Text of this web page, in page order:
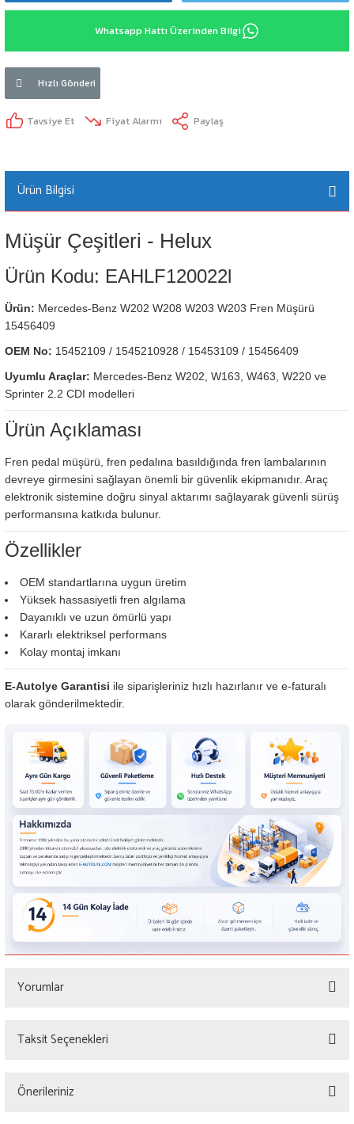
Whatsapp Hattı Üzerinden Bilgi
Hızlı Gönderi
Tavsiye Et Fiyat Alarmı Paylaş
Ürün Bilgisi
Müşür Çeşitleri - Helux
Ürün Kodu: EAHLF120022l
Ürün: Mercedes-Benz W202 W208 W203 W203 Fren Müşürü
15456409
OEM No: 15452109 / 1545210928 / 15453109 / 15456409
Uyumlu Araçlar: Mercedes-Benz W202, W163, W463, W220 ve
Sprinter 2.2 CDI modelleri
Ürün Açıklaması
Fren pedal müşürü, fren pedalına basıldığında fren lambalarının
devreye girmesini sağlayan önemli bir güvenlik ekipmanıdır. Araç
elektronik sistemine doğru sinyal aktarımı sağlayarak güvenli sürüş
performansına katkıda bulunur.
Özellikler
OEM standartlarına uygun üretim
Yüksek hassasiyetli fren algılama
Dayanıklı ve uzun ömürlü yapı
Kararlı elektriksel performans
Kolay montaj imkanı
E-Autolye Garantisi ile siparişleriniz hızlı hazırlanır ve e-faturalı
olarak gönderilmektedir.
Yorumlar
Taksit Seçenekleri
Önerileriniz